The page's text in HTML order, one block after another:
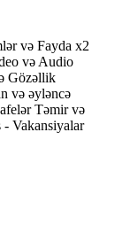
və Fayda x2
və Audio
Gözəllik
və əyləncə
Təmir və
- Vakansiyalar